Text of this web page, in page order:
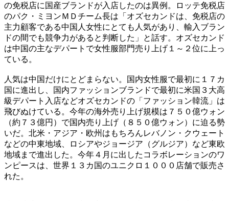
の免税店に国産ブランドが入店したのは異例。ロッテ免税店
のパク・ミヨンＭＤチーム長は「オズセカンドは、免税店の
主力顧客である中国人女性にとても人気があり、輸入ブラン
ドの間でも競争力があると判断した」と話す。オズセカンド
は中国の主なデパートで女性服部門売り上げ１～２位に上っ
ている。
人気は中国だけにとどまらない。国内女性服で最初に１７カ
国に進出し、国内ファッションブランドで最初に米国３大高
級デパート入店などオズセカンドの「ファッション韓流」は
飛びぬけている。今年の海外売り上げ規模は７５０億ウォン
（約７３億円）で国内売り上げ（８５０億ウォン）に迫る勢
いだ。北米・アジア・欧州はもちろんレバノン・クウェート
などの中東地域、ロシアやジョージア（グルジア）など東欧
地域まで進出した。今年４月に出したコラボレーションのワ
ンピースは、世界１３カ国のユニクロ１０００店舗で販売さ
れた。